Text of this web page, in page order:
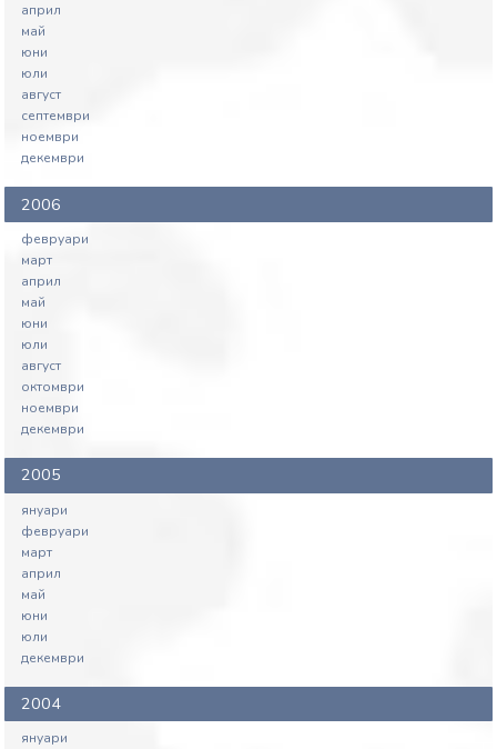
април
май
юни
юли
август
септември
ноември
декември
2006
февруари
март
април
май
юни
юли
август
октомври
ноември
декември
2005
януари
февруари
март
април
май
юни
юли
декември
2004
януари